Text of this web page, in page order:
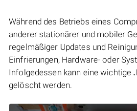
Während des Betriebs eines
anderer stationärer und mobiler
regelmäßiger Updates und
Einfrierungen, Hardware- oder
Infolgedessen kann eine wichtige
gelöscht werden.